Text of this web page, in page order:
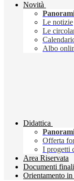
Novità
Le notizie
Le
Albo
Didattica
Offerta
I progetti
Area Riservata
Documenti
Orientamento